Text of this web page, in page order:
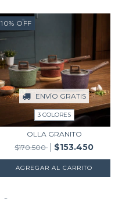
10% OFF
ENVÍO GRATIS
3 COLORES
OLLA GRANITO
$170.500
$153.450
AGREGAR AL CARRITO